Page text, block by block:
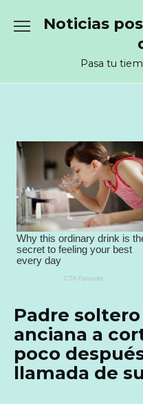
Noticias
Pasa tu
Padre
anciana a
poco
llamada de